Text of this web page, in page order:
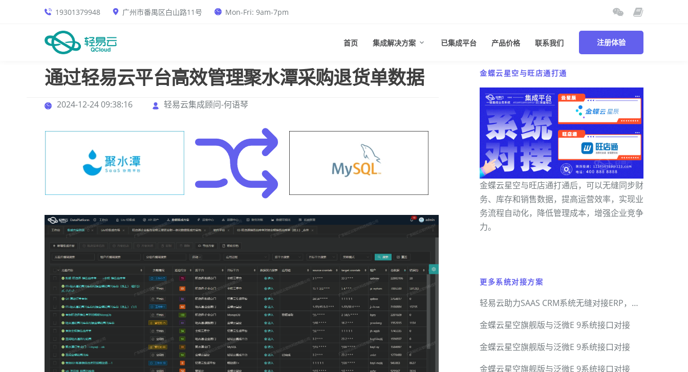
19301379948 广州市番禺区白山路11号 Mon-Fri: 9am-7pm
首页 集成解决方案 已集成平台 产品价格 联系我们 注册体验
通过轻易云平台高效管理聚水潭采购退货单数据
2024-12-24 09:38:16 轻易云集成顾问-何语琴
金蝶云星空与旺店通打通
金蝶云星空与旺店通打通后，可以无缝同步财
务、库存和销售数据，提高运营效率，实现业
务流程自动化，降低管理成本，增强企业竞争
力。
更多系统对接方案
轻易云助力SAAS CRM系统无缝对接ERP，小满CRM集成标准套件
金蝶云星空旗舰版与泛微E 9系统接口对接
金蝶云星空旗舰版与泛微E 9系统接口对接
金蝶云星空旗舰版与泛微E 9系统接口对接